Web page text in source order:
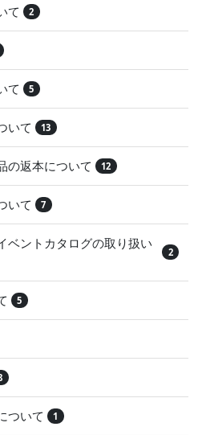
て 2
て 5
いて 13
の返本について 12
いて 7
ベントカタログの取り扱い
2
5
ついて 1